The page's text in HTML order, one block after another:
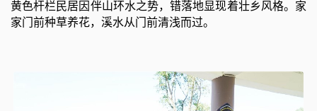
黄色杆栏民居因伴山环水之势，错落地显现着壮乡风格。家
家门前种草养花，溪水从门前清浅而过。